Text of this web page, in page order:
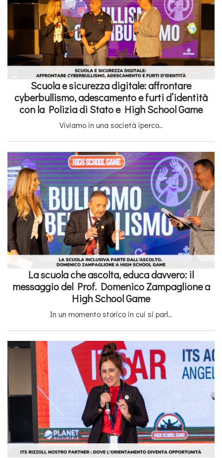
Scuola e sicurezza digitale: affrontare
cyberbullismo, adescamento e furti d’identità
con la Polizia di Stato e High School Game
Viviamo in una società iperco..
La scuola che ascolta, educa davvero: il
messaggio del Prof. Domenico Zampaglione a
High School Game
In un momento storico in cui si parl..